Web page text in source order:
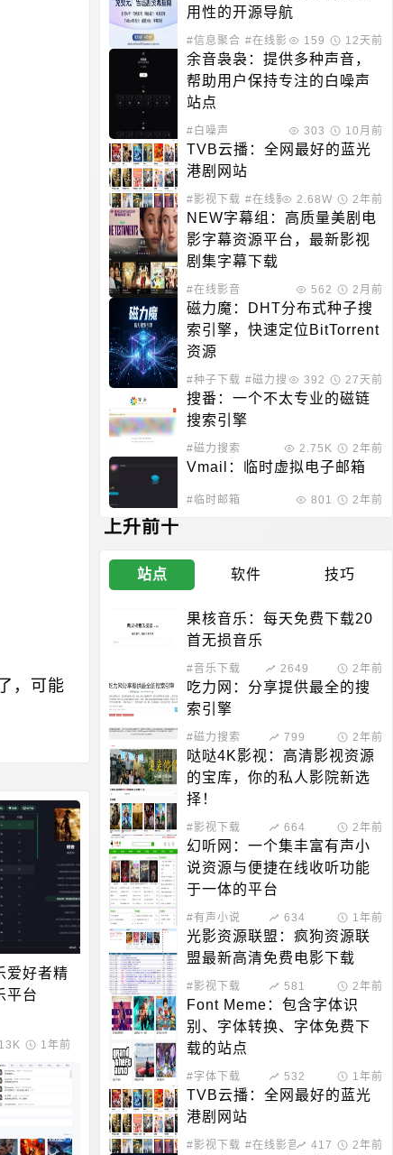
，可能
爱好者精
平台
1年前
用性的开源导航
#信息聚合 #在线影音 159 12天前
余音袅袅：提供多种声音，
帮助用户保持专注的白噪声
站点
#白噪声 303 10月前
TVB云播：全网最好的蓝光
港剧网站
#影视下载 #在线影音2.68W 2年前
NEW字幕组：高质量美剧电
影字幕资源平台，最新影视
剧集字幕下载
#在线影音 562 2月前
磁力魔：DHT分布式种子搜
索引擎，快速定位BitTorrent
资源
#种子下载 #磁力搜索 392 27天前
搜番：一个不太专业的磁链
搜索引擎
#磁力搜索 2.75K 2年前
Vmail：临时虚拟电子邮箱
#临时邮箱 801 2年前
上升前十
站点 软件 技巧
果核音乐：每天免费下载20
首无损音乐
#音乐下载 2649 2年前
吃力网：分享提供最全的搜
索引擎
#磁力搜索 799 2年前
哒哒4K影视：高清影视资源
的宝库，你的私人影院新选
择！
#影视下载 664 2年前
幻听网：一个集丰富有声小
说资源与便捷在线收听功能
于一体的平台
#有声小说 634 1年前
光影资源联盟：疯狗资源联
盟最新高清免费电影下载
#影视下载 581 2年前
Font Meme：包含字体识
别、字体转换、字体免费下
载的站点
#字体下载 532 1年前
TVB云播：全网最好的蓝光
港剧网站
#影视下载 #在线影音 417 2年前